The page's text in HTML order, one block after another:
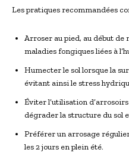
Les pratiques recommandées
Arroser au pied, au début
maladies fongiques liées à
Humecter le sol lorsque la
évitant ainsi le stress
Éviter l’utilisation
dégrader la structure du sol
Préférer un arrosage
les 2 jours en plein été.